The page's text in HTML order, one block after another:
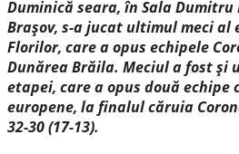
Duminică seara, în Sala Dumitru
Brașov, s-a jucat ultimul meci al
Florilor, care a opus echipele
Dunărea Brăila. Meciul a fost și
etapei, care a opus două
europene, la finalul căruia
32-30 (17-13).